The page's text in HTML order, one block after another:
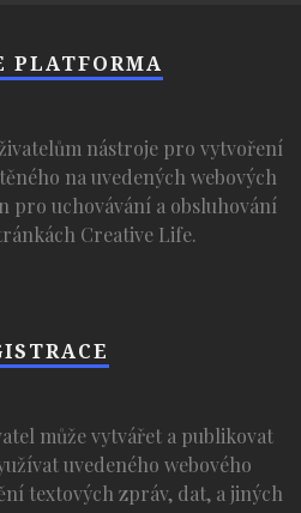
PLATFORMA
nástroje pro vytvoření
na uvedených webových
pro uchovávání a obsluhování
Creative Life.
může vytvářet a publikovat
uvedeného webového
textových zpráv, dat, a jiných